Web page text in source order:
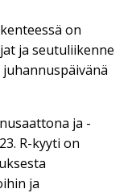
on
ja seutuliikenne
ja -
R-kyyti on
ja